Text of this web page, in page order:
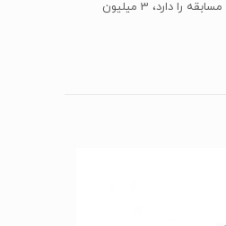
ممکن است با شنیدن این قیمت سرتان سوت بکشد اما بد نیست بدانید که این خودرو در بین سوپراسپرت‌ها چندان هم گران نیست و مک‌لارن P1 GTR که تنها قابلیت استفاده در پیست مسابقه را دارد، 3 میلیون